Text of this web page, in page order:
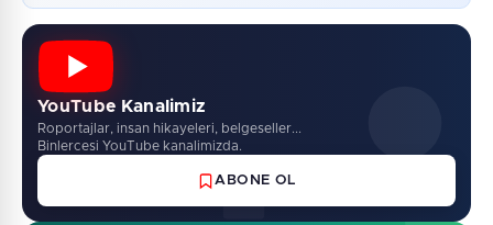
YouTube Kanalimiz
Roportajlar, insan hikayeleri, belgeseller...
Binlercesi YouTube kanalimizda.
ABONE OL